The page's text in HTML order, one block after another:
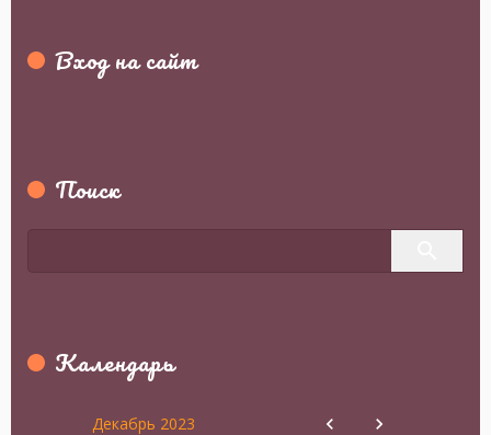
Вход на сайт
Поиск
Календарь
Декабрь 2023